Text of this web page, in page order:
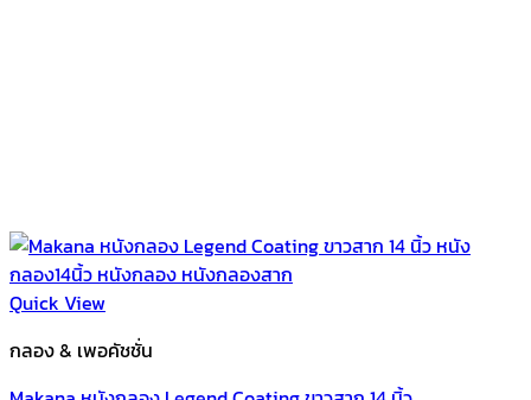
Quick View
กลอง & เพอคัชชั่น